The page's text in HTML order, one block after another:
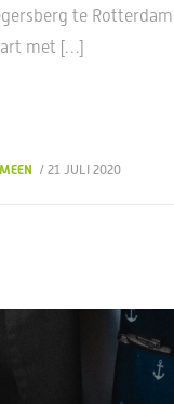
te
met […]
/ 21 JULI 2020